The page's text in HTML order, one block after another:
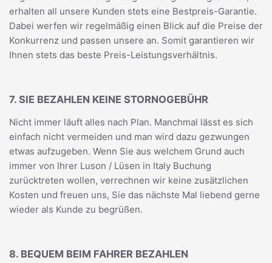
erhalten all unsere Kunden stets eine Bestpreis-Garantie.
Dabei werfen wir regelmäßig einen Blick auf die Preise der
Konkurrenz und passen unsere an. Somit garantieren wir
Ihnen stets das beste Preis-Leistungsverhältnis.
7. SIE BEZAHLEN KEINE STORNOGEBÜHR
Nicht immer läuft alles nach Plan. Manchmal lässt es sich
einfach nicht vermeiden und man wird dazu gezwungen
etwas aufzugeben. Wenn Sie aus welchem Grund auch
immer von Ihrer Luson / Lüsen in Italy Buchung
zurücktreten wollen, verrechnen wir keine zusätzlichen
Kosten und freuen uns, Sie das nächste Mal liebend gerne
wieder als Kunde zu begrüßen.
8. BEQUEM BEIM FAHRER BEZAHLEN